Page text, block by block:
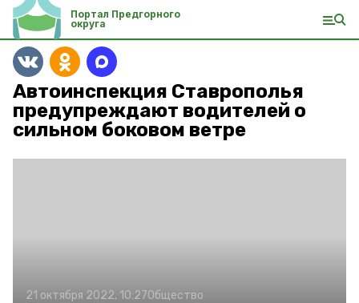
Портал Предгорного
округа
Автоинспекция Ставрополья
предупреждают водителей о
сильном боковом ветре
21 октября 2022, 10:27Общество